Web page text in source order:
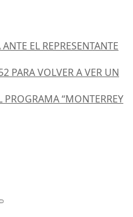
EL REPRESENTANTE
PARA VOLVER A VER UN
“MONTERREY